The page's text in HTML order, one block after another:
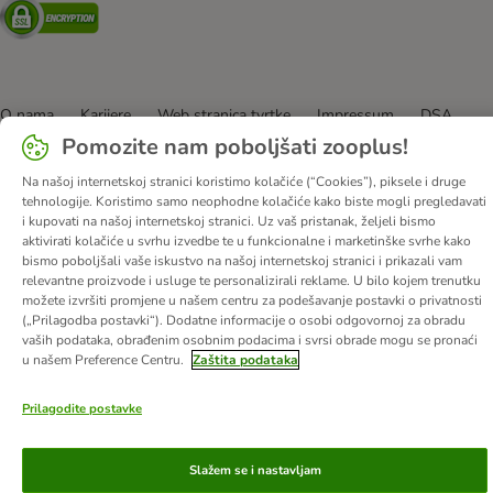
Security
O nama Karijere Web stranica tvrtke Impressum
DSA
Opći uvjeti poslovanja
Odustati od ugovora
Kontakt
Troškovi slanja i vrijeme dostave
Načini plaćanja
Propisi o uklanjanju otpada
Zaštita podataka
Izjava o pristupačnosti
© zooplus SE 2026
Pomozite nam poboljšati zooplus!
Na našoj internetskoj stranici koristimo kolačiće (“Cookies”), piksele i druge
tehnologije. Koristimo samo neophodne kolačiće kako biste mogli pregledavati
i kupovati na našoj internetskoj stranici. Uz vaš pristanak, željeli bismo
aktivirati kolačiće u svrhu izvedbe te u funkcionalne i marketinške svrhe kako
bismo poboljšali vaše iskustvo na našoj internetskoj stranici i prikazali vam
relevantne proizvode i usluge te personalizirali reklame. U bilo kojem trenutku
možete izvršiti promjene u našem centru za podešavanje postavki o privatnosti
(„Prilagodba postavki“). Dodatne informacije o osobi odgovornoj za obradu
vaših podataka, obrađenim osobnim podacima i svrsi obrade mogu se pronaći
u našem Preference Centru. Zaštita podataka
Prilagodite postavke
Slažem se i nastavljam